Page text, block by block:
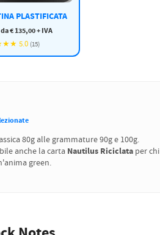
PLASTIFICATA
€ 135,00 + IVA
5.0 (15)
80g alle grammature 90g e 100g.
anche la carta Nautilus Riciclata per chi
green.